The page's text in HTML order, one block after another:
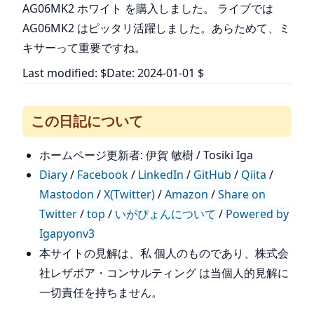
AG06MK2 ホワイト を購入しました。 ライブでは
AG06MK2 はピッタリ活躍しました。あらためて、ミ
キサーって重要ですね。
Last modified: $Date: 2024-01-01 $
この日記について
ホームページ更新者: 伊賀 敏樹 / Tosiki Iga
Diary/ Facebook/ LinkedIn / GitHub / Qiita /
Mastodon /X(Twitter)/Amazon /Share on
Twitter/top / いがぴょんについて / Powered by
Igapyonv3
本サイトの見解は、私 個人のものであり、株式会
社レザボア・コンサルティング は当個人的見解に
一切責任を持ちません。